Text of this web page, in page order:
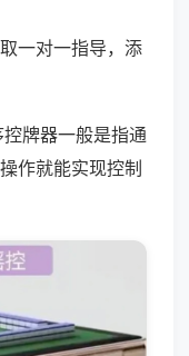
一对一指导，添
牌器一般是指通
作就能实现控制